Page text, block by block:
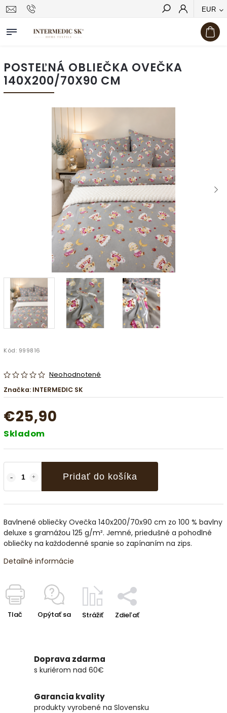
EUR
Hľadať
POSTEĽNÁ OBLIEČKA OVEČKA
140X200/70X90 CM
Kód: 999816
Neohodnotené
Značka: INTERMEDIC SK
€25,90
Skladom
Pridať do košíka
Bavlnené obliečky Ovečka 140x200/70x90 cm zo 100 % bavlny
deluxe s gramážou 125 g/m². Jemné, priedušné a pohodlné
obliečky na každodenné spanie so zapínaním na zips.
Detailné informácie
Tlač Opýtať sa Strážiť Zdieľať
Doprava zdarma
s kuriérom nad 60€
Garancia kvality
produkty vyrobené na Slovensku